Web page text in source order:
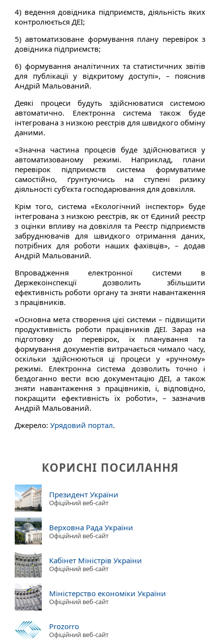
4) ведення довідника підприємств, діяльність яких
контролюється ДЕІ;
5) автоматизоване формування плану перевірок з
довідника підприємств;
6) формування аналітичних та статистичних звітів
для публікації у відкритому доступі», – пояснив
Андрій Мальований.
Деякі процеси будуть здійснюватися системою
автоматично. Електронна система також буде
інтегрована з низкою реєстрів для швидкого обміну
даними.
«Значна частина процесів буде здійснюватися у
автоматизованому режимі. Наприклад, плани
перевірок підприємств система формуватиме
самостійно, ґрунтуючись на ступені ризику
діяльності суб’єкта господарювання для довкілля.
Крім того, система «Екологічний інспектор» буде
інтегрована з низкою реєстрів, як от Єдиний реєстр
з оцінки впливу на довкілля та Реєстр підприємств
забруднювачів для швидкого отримання даних,
потрібних для роботи наших фахівців», – додав
Андрій Мальований.
Впровадження електронної системи в
Держекоінспекції дозволить збільшити
ефективність роботи органу та зняти навантаження
з працівників.
«Основна мета створення цієї системи – підвищити
продуктивність роботи працівників ДЕІ. Зараз на
підготовку до перевірок, їх планування та
формування документів витрачається чимало часу,
оскільки здійснюються ці процеси у «ручному»
режимі. Електронна система дозволить точно і
бездоганно вести всю документацію ДЕІ, а також
зняти навантаження з працівників, і, відповідно,
покращити ефективність їх роботи», – зазначив
Андрій Мальований.
Джерело: Урядовий портал.
КОРИСНІ ПОСИЛАННЯ
Президент України
Офіційний веб-сайт
Верховна Рада України
Офіційний веб-сайт
Кабінет Міністрів України
Офіційний веб-сайт
Міністерство економіки України
Офіційний веб-сайт
Prozorro
Офіційний веб-сайт